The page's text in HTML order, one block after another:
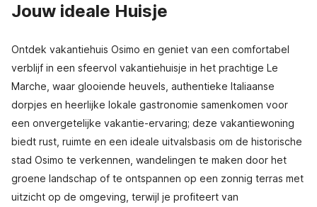
Jouw ideale Huisje
Ontdek vakantiehuis Osimo en geniet van een comfortabel
verblijf in een sfeervol vakantiehuisje in het prachtige Le
Marche, waar glooiende heuvels, authentieke Italiaanse
dorpjes en heerlijke lokale gastronomie samenkomen voor
een onvergetelijke vakantie-ervaring; deze vakantiewoning
biedt rust, ruimte en een ideale uitvalsbasis om de historische
stad Osimo te verkennen, wandelingen te maken door het
groene landschap of te ontspannen op een zonnig terras met
uitzicht op de omgeving, terwijl je profiteert van